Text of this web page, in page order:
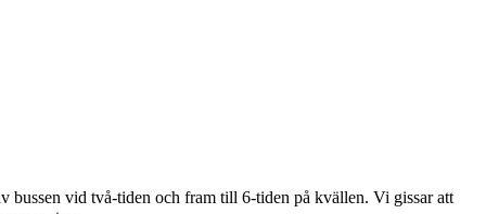
bussen vid två-tiden och fram till 6-tiden på kvällen. Vi gissar att